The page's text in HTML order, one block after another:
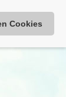
Cookies